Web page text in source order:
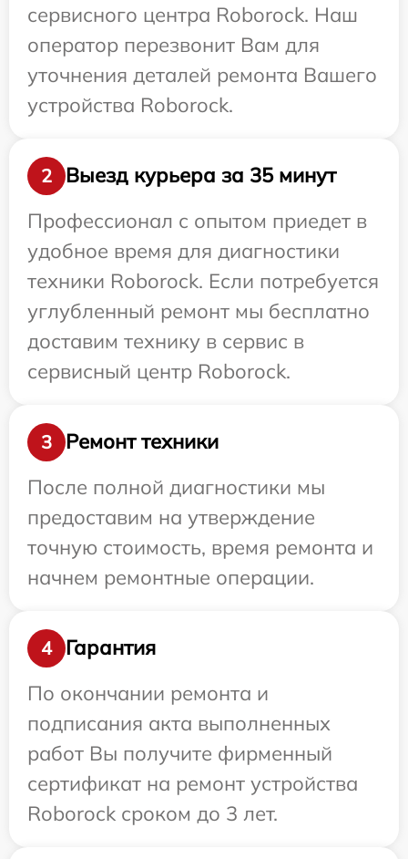
сервисного центра Roborock. Наш
оператор перезвонит Вам для
уточнения деталей ремонта Вашего
устройства Roborock.
2
Выезд курьера за 35 минут
Профессионал с опытом приедет в
удобное время для диагностики
техники Roborock. Если потребуется
углубленный ремонт мы бесплатно
доставим технику в сервис в
сервисный центр Roborock.
3
Ремонт техники
После полной диагностики мы
предоставим на утверждение
точную стоимость, время ремонта и
начнем ремонтные операции.
4
Гарантия
По окончании ремонта и
подписания акта выполненных
работ Вы получите фирменный
сертификат на ремонт устройства
Roborock сроком до 3 лет.